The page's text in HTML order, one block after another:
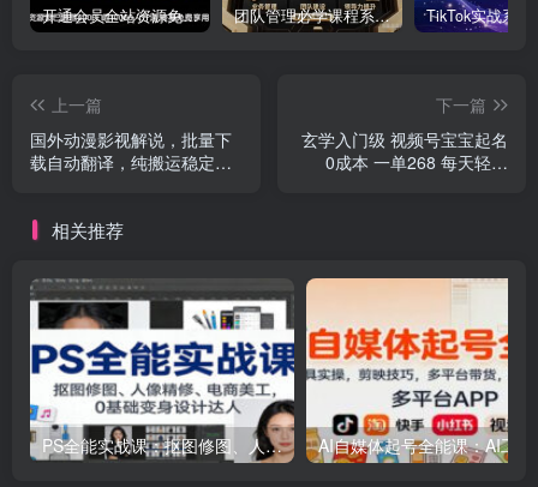
开通会员全站资源免费下载 开通VIP会员 HY资源库 团队管理必学课程系列，阿里巴巴“腿部三板斧”
上一篇
国外动漫影视解说，批量下
载自动翻译，纯搬运稳定过
下一篇
玄学入门级 视频号宝宝起名
0成本 一单268 每天轻松
相关推荐
PS全能实战课：抠图修图、人像精修、电商美工，0基础变身设计达人